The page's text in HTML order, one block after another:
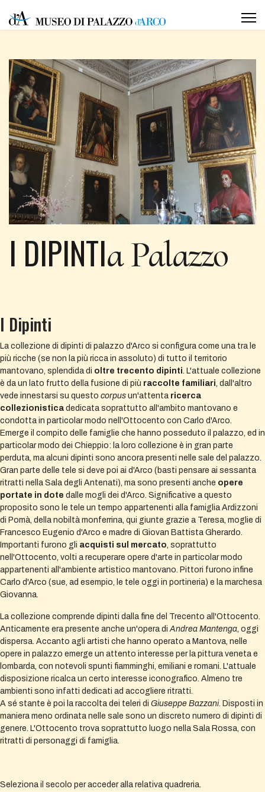
I DIPINTIa Palazzo
I Dipinti
La collezione di dipinti di palazzo d'Arco si configura come una tra le
più ricche (se non la più ricca in assoluto) di tutto il territorio
mantovano, splendida di oltre trecento dipinti. L'attuale collezione
è da un lato frutto della fusione di più raccolte familiari, dall'altro
vede innestarsi su questo corpus un'attenta ricerca
collezionistica dedicata soprattutto all'ambito mantovano e
condotta in particolar modo nell'Ottocento con Carlo d'Arco.
Emerge il compito delle famiglie che hanno posseduto il palazzo, ed in
particolar modo dei Chieppio: la loro collezione è in gran parte
perduta, ma alcuni dipinti sono ancora presenti nelle sale del palazzo.
Gran parte delle tele si deve poi ai d'Arco (basti pensare ai sessanta
ritratti nella Sala degli Antenati), ma sono presenti anche opere
portate in dote dalle mogli dei d'Arco. Significative a questo
proposito sono le tele un tempo appartenenti alla famiglia Ardizzoni
di Pomà, della nobiltà monferrina, qui giunte grazie a Teresa, moglie di
Francesco Eugenio d'Arco e madre di Giovan Battista Gherardo.
Importanti furono gli acquisti sul mercato, soprattutto
nell'Ottocento, volti a recuperare opere d'arte in particolar modo
appartenenti all'ambiente artistico mantovano. Pittori furono infine
Carlo d'Arco (sue, ad esempio, le tele oggi in portineria) e la marchesa
Giovanna.
La collezione comprende dipinti dalla fine del Trecento all'Ottocento.
Anticamente era presente anche un'opera diAndrea Mantenga, oggi
dispersa. Accanto agli artisti che hanno operato a Mantova, nelle
opere in palazzo emerge un attento interesse per la pittura veneta e
lombarda, con notevoli spunti fiamminghi, emiliani e romani. L'attuale
disposizione ricalca un certo interesse iconografico. Almeno tre
ambienti sono infatti dedicati ad accogliere ritratti.
A sé stante è poi la raccolta dei teleri di Giuseppe Bazzani. Disposti in
maniera meno ordinata nelle sale sono un discreto numero di dipinti di
genere. L'Ottocento trova soprattutto luogo nella Sala Rossa, con
ritratti di personaggi di famiglia.
Seleziona il secolo per acceder alla relativa quadreria.